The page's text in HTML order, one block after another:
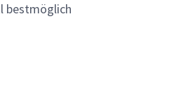
bestmöglich